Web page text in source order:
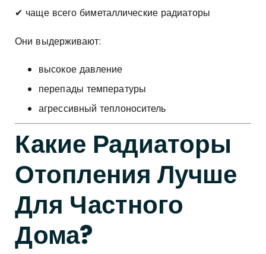
✔ чаще всего биметаллические радиаторы
Они выдерживают:
высокое давление
перепады температуры
агрессивный теплоноситель
Какие Радиаторы
Отопления Лучше
Для Частного
Дома?